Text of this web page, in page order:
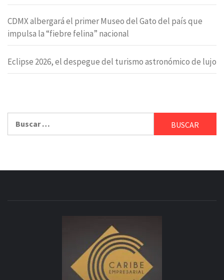
CDMX albergará el primer Museo del Gato del país que
impulsa la “fiebre felina” nacional
Eclipse 2026, el despegue del turismo astronómico de lujo